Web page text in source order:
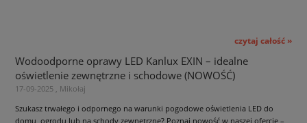
czytaj całość »
Wodoodporne oprawy LED Kanlux EXIN – idealne
oświetlenie zewnętrzne i schodowe (NOWOŚĆ)
17-09-2025 , Mikołaj
Szukasz trwałego i odpornego na warunki pogodowe oświetlenia LED do
domu, ogrodu lub na schody zewnętrzne? Poznaj nowość w naszej ofercie –